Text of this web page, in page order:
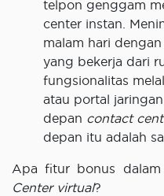
telpon genggam
center instan.
malam hari
yang bekerja dari
fungsionalitas
atau portal
depan contact
depan itu adalah
Apa fitur bonus dalam
Center virtual?